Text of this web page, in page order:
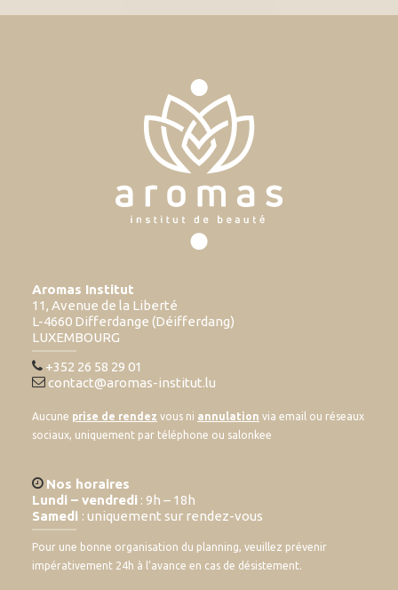
Aromas Institut
11, Avenue de la Liberté
L-4660 Differdange (Déifferdang)
LUXEMBOURG
+352 26 58 29 01
contact@aromas-institut.lu
Aucune prise de rendez vous ni annulation via email ou réseaux
sociaux, uniquement par téléphone ou salonkee
Nos horaires
Lundi – vendredi : 9h – 18h
Samedi : uniquement sur rendez-vous
Pour une bonne organisation du planning, veuillez prévenir
impérativement 24h à l’avance en cas de désistement.